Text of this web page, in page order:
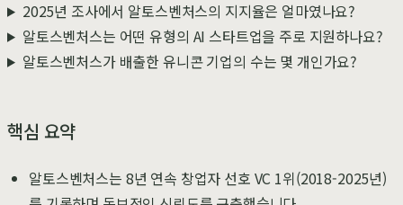
2025년 조사에서 알토스벤처스의 지지율은 얼마였나요?
알토스벤처스는 어떤 유형의 AI 스타트업을 주로 지원하나요?
알토스벤처스가 배출한 유니콘 기업의 수는 몇 개인가요?
핵심 요약
알토스벤처스는 8년 연속 창업자 선호 VC 1위(2018-2025년)